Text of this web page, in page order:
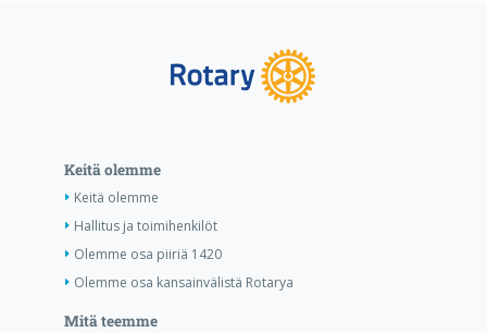
Keitä olemme
Keitä olemme
Hallitus ja toimihenkilöt
Olemme osa piiriä 1420
Olemme osa kansainvälistä Rotarya
Mitä teemme